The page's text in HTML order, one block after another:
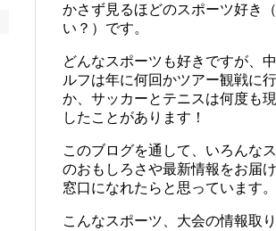
かさず見るほどのスポーツ好き
い？）です。
どんなスポーツも好きですが、
ルフは年に何回かツアー観戦に
か、サッカーとテニスは何度も
したことがあります！
このブログを通して、いろんな
のおもしろさや最新情報をお届
窓口になれたらと思っています。
こんなスポーツ、大会の情報取